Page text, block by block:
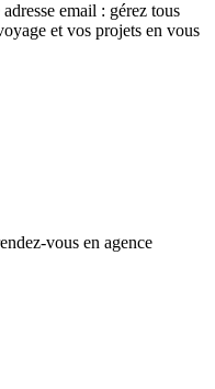
email : gérez tous
et vos projets en vous
vous en agence